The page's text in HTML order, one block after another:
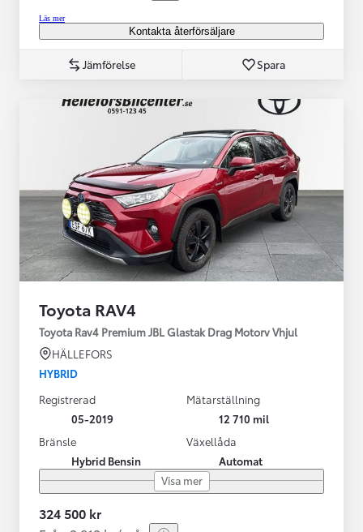
Läs mer
Kontakta återförsäljare
Jämförelse Spara
Toyota RAV4
Toyota Rav4 Premium JBL Glastak Drag Motorv Vhjul
HÄLLEFORS
HYBRID
Registrerad
05-2019
Mätarställning
12 710 mil
Bränsle
Hybrid Bensin
Växellåda
Automat
Visa mer
324 500 kr